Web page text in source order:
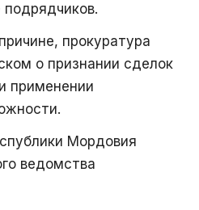
прокуратура
о признании сделок
применении
Мордовия
ведомства